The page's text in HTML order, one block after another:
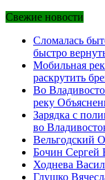
Свежие новости
Сломалась
быстро
Мобильная
раскрутить
Во
реку
Зарядка с
во
Вельгодский
Бочин Сергей
Ходнева
Глушко